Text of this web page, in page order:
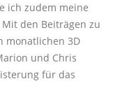
ich zudem meine
Mit den Beiträgen zu
monatlichen 3D
und Chris
für das